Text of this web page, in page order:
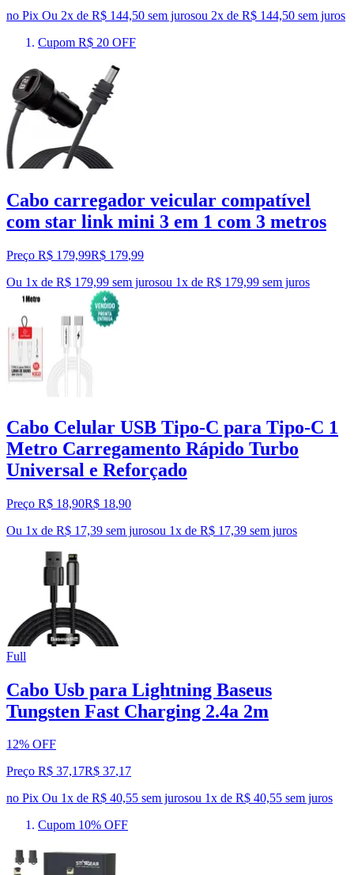
no Pix Ou 2x de R$ 144,50 sem jurosou 2x de R$ 144,50 sem juros
Cupom R$ 20 OFF
Cabo carregador veicular compatível
com star link mini 3 em 1 com 3 metros
Preço R$ 179,99R$ 179,99
Ou 1x de R$ 179,99 sem jurosou 1x de R$ 179,99 sem juros
Cabo Celular USB Tipo-C para Tipo-C 1
Metro Carregamento Rápido Turbo
Universal e Reforçado
Preço R$ 18,90R$ 18,90
Ou 1x de R$ 17,39 sem jurosou 1x de R$ 17,39 sem juros
Full
Cabo Usb para Lightning Baseus
Tungsten Fast Charging 2.4a 2m
12% OFF
Preço R$ 37,17R$ 37,17
no Pix Ou 1x de R$ 40,55 sem jurosou 1x de R$ 40,55 sem juros
Cupom 10% OFF